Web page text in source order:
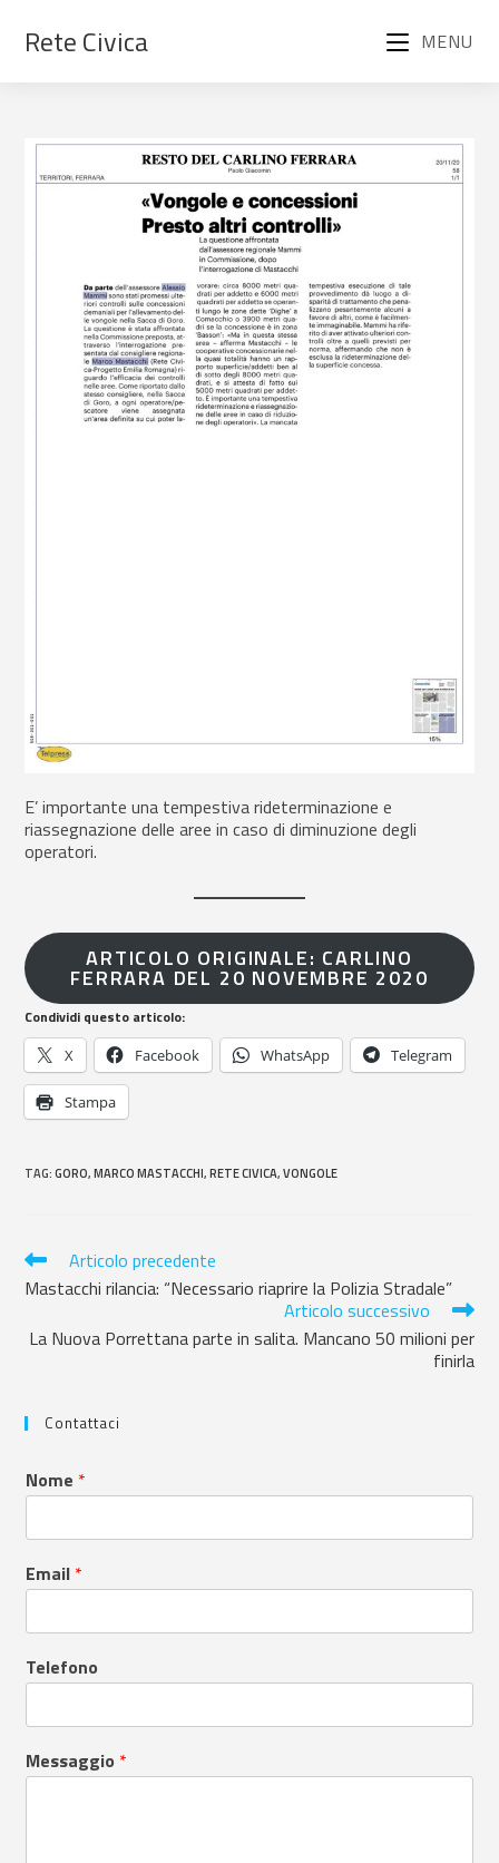
Rete Civica MENU
E’ importante una tempestiva rideterminazione e
riassegnazione delle aree in caso di diminuzione degli
operatori.
ARTICOLO ORIGINALE: CARLINO
FERRARA DEL 20 NOVEMBRE 2020
Condividi questo articolo:
X Facebook WhatsApp Telegram
Stampa
TAG:GORO, MARCO MASTACCHI, RETE CIVICA, VONGOLE
Articolo precedente
Mastacchi rilancia: “Necessario riaprire la Polizia Stradale”
Articolo successivo
La Nuova Porrettana parte in salita. Mancano 50 milioni per
finirla
Contattaci
Nome *
Email *
Telefono
Messaggio *